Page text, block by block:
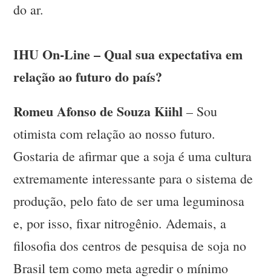
do ar.
IHU On-Line – Qual sua expectativa em
relação ao futuro do país?
Romeu Afonso de Souza Kiihl– Sou
otimista com relação ao nosso futuro.
Gostaria de afirmar que a soja é uma cultura
extremamente interessante para o sistema de
produção, pelo fato de ser uma leguminosa
e, por isso, fixar nitrogênio. Ademais, a
filosofia dos centros de pesquisa de soja no
Brasil tem como meta agredir o mínimo